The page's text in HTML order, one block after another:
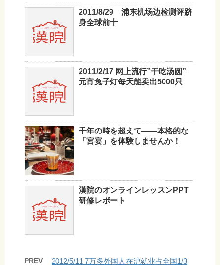
2011/8/29 浦东机场边检测评跻
身全球前十
2011/2/17 网上流行”干吃汤圆”
元宵兔子灯每天能卖出5000只
千年の時を超えて——本格的な
「宮宴」を体験しませんか！
漢院のオンラインレッスンPPT
研修レポート
PREV 2012/5/11 7万多外国人在沪就业占全国1/3